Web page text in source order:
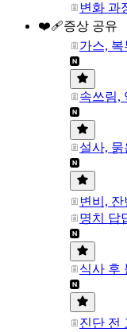
변화 과
❤️‍🩹증상 공유
가스,
속쓰림,
설사, 묽
변비, 잔
명치 답
식사 후
진단 전